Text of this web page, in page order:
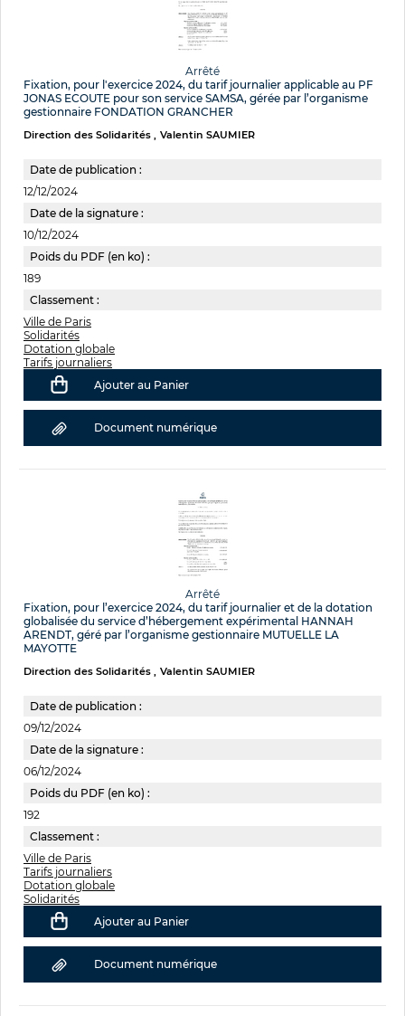
Arrêté
Fixation, pour l'exercice 2024, du tarif journalier applicable au PF
JONAS ECOUTE pour son service SAMSA, gérée par l’organisme
gestionnaire FONDATION GRANCHER
Direction des Solidarités Valentin SAUMIER
Date de publication :
12/12/2024
Date de la signature :
10/12/2024
Poids du PDF (en ko) :
189
Classement :
Ville de Paris
Solidarités
Dotation globale
Tarifs journaliers
Ajouter au Panier
Document numérique
Arrêté
Fixation, pour l’exercice 2024, du tarif journalier et de la dotation
globalisée du service d’hébergement expérimental HANNAH
ARENDT, géré par l’organisme gestionnaire MUTUELLE LA
MAYOTTE
Direction des Solidarités Valentin SAUMIER
Date de publication :
09/12/2024
Date de la signature :
06/12/2024
Poids du PDF (en ko) :
192
Classement :
Ville de Paris
Tarifs journaliers
Dotation globale
Solidarités
Ajouter au Panier
Document numérique